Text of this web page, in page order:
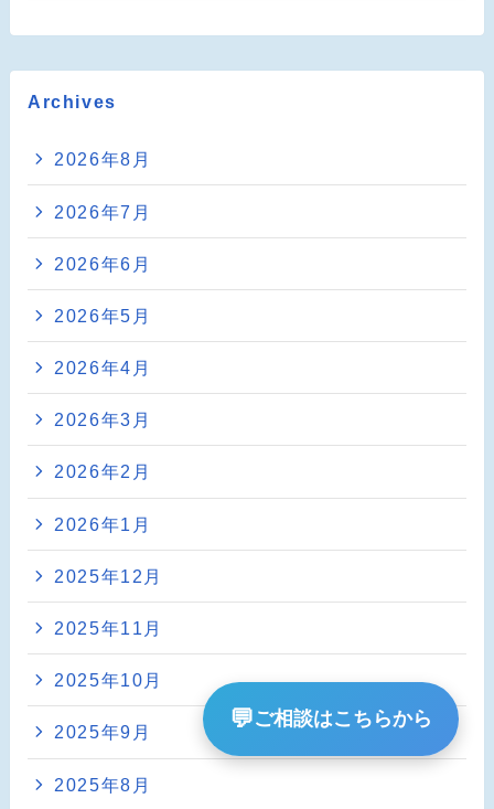
Archives
2026年8月
2026年7月
2026年6月
2026年5月
2026年4月
2026年3月
2026年2月
2026年1月
2025年12月
2025年11月
2025年10月
2025年9月
2025年8月
💬ご相談はこちらから